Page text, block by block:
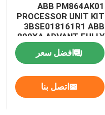
ABB PM864AK01
PROCESSOR UNIT KIT
3BSE018161R1 ABB
800XA ADVANT FULLY
AUTOMATION
افضل سعر
اتصل بنا